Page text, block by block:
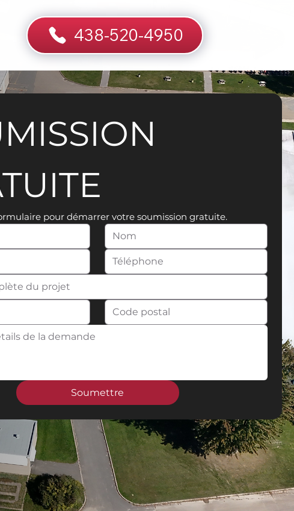
438-520-4950
pour démarrer votre soumission gratuite.
Soumettre